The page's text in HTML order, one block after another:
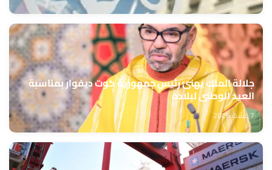
جلالة الملك يهنئ رئيس جمهورية كوت ديفوار بمناسبة
العيد الوطني لبلاده
7 غشت 2026